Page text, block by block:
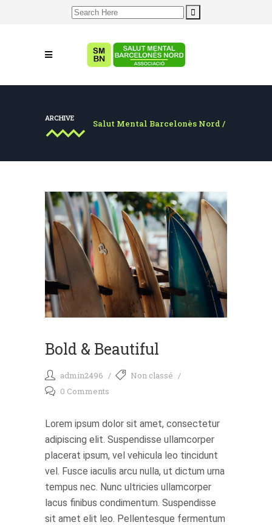
Search
ARCHIVE
Salut Mental Barcelonès Nord /
Bold & Beautiful
admin2496
Non classé
0 Comments
Lorem ipsum dolor sit amet, consectetur
adipiscing elit. Suspendisse ullamcorper
placerat ipsum, vel vehicula leo tincidunt
vel. Fusce iaculis arcu nulla, ut dictum urna
tempus nec. Nunc ultricies ullamcorper
lacus finibus condimentum. Suspendisse
sit amet elit leo. Pellentesque fermentum